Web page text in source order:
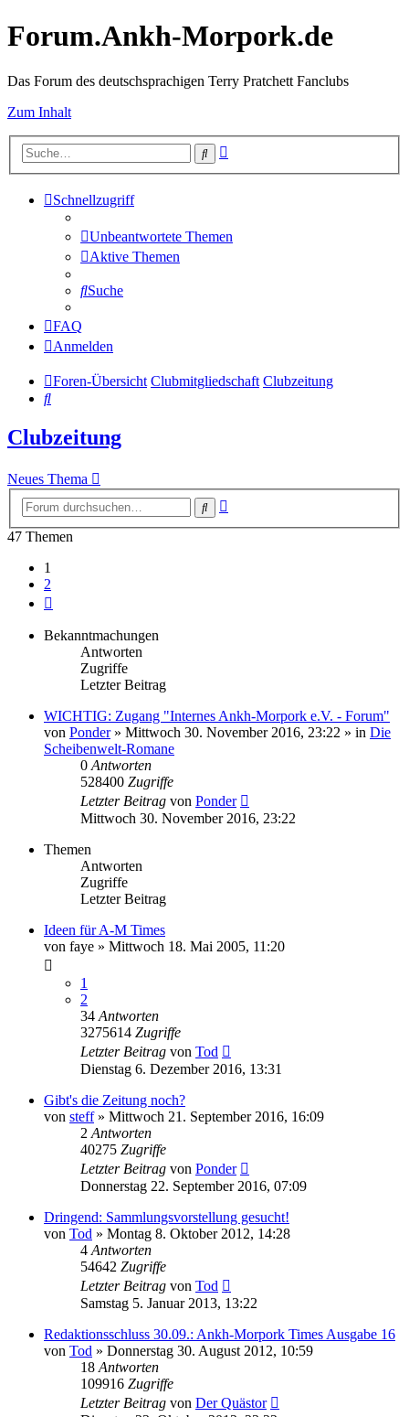
Forum.Ankh-Morpork.de
Das Forum des deutschsprachigen Terry Pratchett Fanclubs
Zum Inhalt
Suche
Schnellzugriff
Unbeantwortete Themen
Aktive Themen
Suche
FAQ
Anmelden
Foren-Übersicht Clubmitgliedschaft Clubzeitung
Suche
Clubzeitung
Neues Thema
Suche
47 Themen
1
2
Bekanntmachungen
Antworten
Zugriffe
Letzter Beitrag
WICHTIG: Zugang "Internes Ankh-Morpork e.V. - Forum"
von Ponder» Mittwoch 30. November 2016, 23:22 » in Die
Scheibenwelt-Romane
0 Antworten
528400 Zugriffe
Letzter Beitrag von Ponder
Mittwoch 30. November 2016, 23:22
Themen
Antworten
Zugriffe
Letzter Beitrag
Ideen für A-M Times
von faye » Mittwoch 18. Mai 2005, 11:20
1
2
34 Antworten
3275614 Zugriffe
Letzter Beitrag von Tod
Dienstag 6. Dezember 2016, 13:31
Gibt's die Zeitung noch?
von steff» Mittwoch 21. September 2016, 16:09
2 Antworten
40275 Zugriffe
Letzter Beitrag von Ponder
Donnerstag 22. September 2016, 07:09
Dringend: Sammlungsvorstellung gesucht!
von Tod » Montag 8. Oktober 2012, 14:28
4 Antworten
54642 Zugriffe
Letzter Beitrag von Tod
Samstag 5. Januar 2013, 13:22
Redaktionsschluss 30.09.: Ankh-Morpork Times Ausgabe 16
von Tod » Donnerstag 30. August 2012, 10:59
18 Antworten
109916 Zugriffe
Letzter Beitrag von Der Quästor